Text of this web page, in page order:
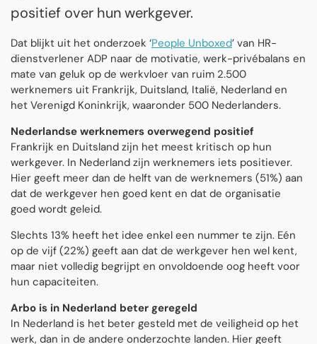
positief over hun werkgever.
Dat blijkt uit het onderzoek ‘People Unboxed’ van HR-
dienstverlener ADP naar de motivatie, werk-privébalans en
mate van geluk op de werkvloer van ruim 2.500
werknemers uit Frankrijk, Duitsland, Italië, Nederland en
het Verenigd Koninkrijk, waaronder 500 Nederlanders.
Nederlandse werknemers overwegend positief
Frankrijk en Duitsland zijn het meest kritisch op hun
werkgever. In Nederland zijn werknemers iets positiever.
Hier geeft meer dan de helft van de werknemers (51%) aan
dat de werkgever hen goed kent en dat de organisatie
goed wordt geleid.
Slechts 13% heeft het idee enkel een nummer te zijn. Eén
op de vijf (22%) geeft aan dat de werkgever hen wel kent,
maar niet volledig begrijpt en onvoldoende oog heeft voor
hun capaciteiten.
Arbo is in Nederland beter geregeld
In Nederland is het beter gesteld met de veiligheid op het
werk, dan in de andere onderzochte landen. Hier geeft